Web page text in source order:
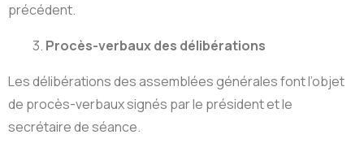
précédent.
3. Procès-verbaux des délibérations
Les délibérations des assemblées générales font l’objet
de procès-verbaux signés par le président et le
secrétaire de séance.